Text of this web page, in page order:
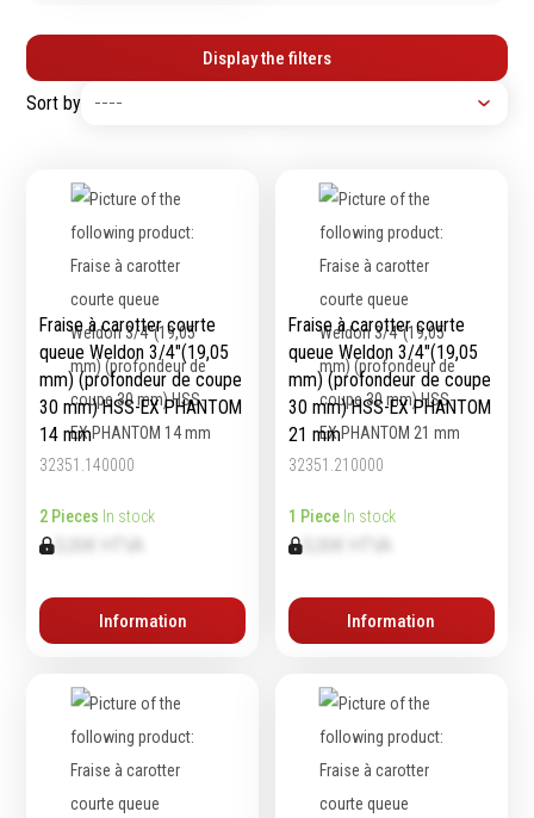
Compas
Mesure d'angles
Mesure du poids
Mesure de la puissance
Mesure de l'humidité
Mesure de la
température
Épaissimètre
Machines pneumatiques
Pièces détachées
Outillage de
coupe
Burins
trépans
Fraises à queue
cylindrique
Fraises à carotter
Abrasifs
Ponçage
Nettoyage
Meulage
Brosses métalliques
Display the filters
Sort by
Fraise à carotter courte
queue Weldon 3/4″(19,05
mm) (profondeur de coupe
30 mm) HSS-EX PHANTOM
14 mm
32351.140000
2 Pieces In stock
0,00€ HTVA
Information
Fraise à carotter courte
queue Weldon 3/4″(19,05
mm) (profondeur de coupe
30 mm) HSS-EX PHANTOM
21 mm
32351.210000
1 Piece In stock
Information